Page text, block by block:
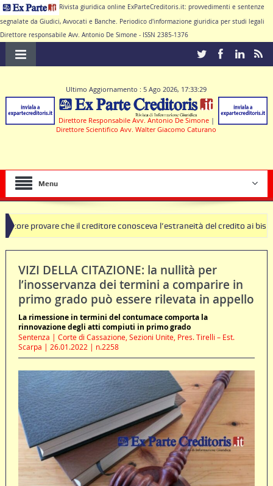
Rivista giuridica online ExParteCreditoris.it: provvedimenti e sentenze
segnalate da Giudici, Avvocati e Banche. Periodico d'informazione giuridica per studi legali
Direttore responsabile Avv. Antonio De Simone - ISSN 2385-1376
Ultimo Aggiornamento : 5 Ago 2026, 17:33:29
Direttore Responsabile Avv. Antonio De Simone |
Direttore Scientifico Avv. Walter Giacomo Caturano
Menu
che il creditore conosceva l’estraneità del credito ai bisogni della
VIZI DELLA CITAZIONE: la nullità per
l’inosservanza dei termini a comparire in
primo grado può essere rilevata in appello
La rimessione in termini del contumace comporta la
rinnovazione degli atti compiuti in primo grado
Sentenza | Corte di Cassazione, Sezioni Unite, Pres. Tirelli – Est.
Scarpa | 26.01.2022 | n.2258